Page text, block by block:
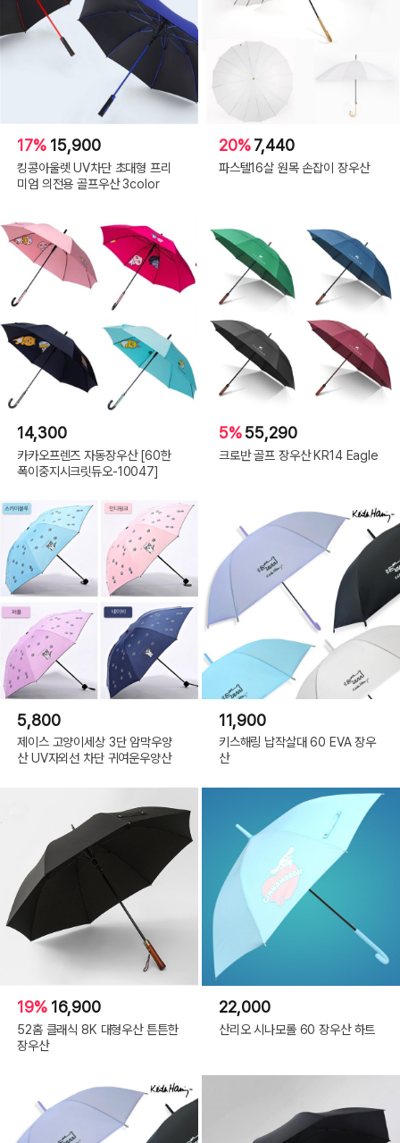
17% 15,900
킹콩아울렛 UV차단 초대형 프리
미엄 의전용 골프우산 3color
20%7,440
파스텔16살 원목 손잡이 장우산
14,300
카카오프렌즈 자동장우산 [60한
폭이중지시크릿듀오-10047]
5%55,290
크로반 골프 장우산 KR14 Eagle
5,800
제이스 고양이세상 3단 암막우양
산 UV자외선 차단 귀여운우양산
11,900
키스해링 납작살대 60 EVA 장우
산
19% 16,900
52홈 클래식 8K 대형우산 튼튼한
장우산
22,000
산리오 시나모롤 60 장우산 하트